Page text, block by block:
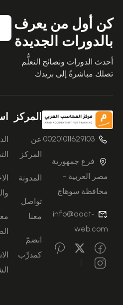
كن أول من يعرف
بالدورات الجديدة
أحدث الدورات ونصائح التعلُّم
تصلك مباشرةً إلى بريدك
00201011629103
فرع جمهورية
مصر العربية -
محافظة سوهاج
info@aact-
web.com
المركز
عن
المركز
المدونة
تواصل
معنا
انضمّ
كمدرِّب